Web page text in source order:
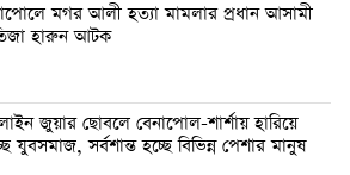
মগর আলী হত্যা মামলার প্রধান আসামী
হারুন আটক
জুয়ার ছোবলে বেনাপোল-শার্শায় হারিয়ে
যুবসমাজ, সর্বশান্ত হচ্ছে বিভিন্ন পেশার মানুষ